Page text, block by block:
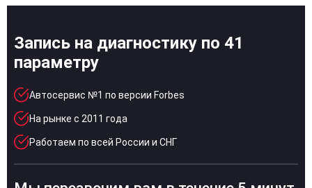
Запись на диагностику по 41
параметру
Автосервис №1 по версии Forbes
На рынке с 2011 года
Работаем по всей России и СНГ